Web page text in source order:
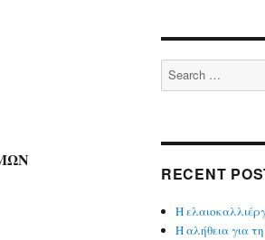
Search
for:
RECENT
Η
Η αλήθεια για